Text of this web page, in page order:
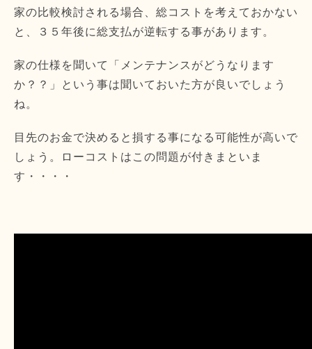
家の比較検討される場合、総コストを考えておかない
と、３５年後に総支払が逆転する事があります。
家の仕様を聞いて「メンテナンスがどうなります
か？？」という事は聞いておいた方が良いでしょう
ね。
目先のお金で決めると損する事になる可能性が高いで
しょう。ローコストはこの問題が付きまといま
す・・・・